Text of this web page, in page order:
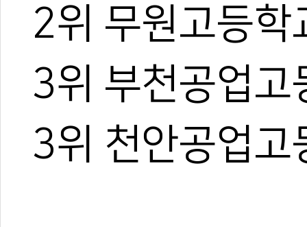
2위 무원고등학
3위 부천공업고
3위 천안공업고